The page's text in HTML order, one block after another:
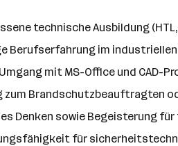
technische Ausbildung
Berufserfahrung im
mit MS-Office und CAD-
zum Brandschutzbeauftragten
Denken sowie Begeisterung
für